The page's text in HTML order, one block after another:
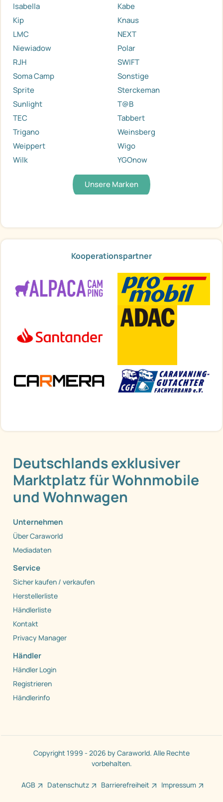
Isabella
Kabe
Kip
Knaus
LMC
NEXT
Niewiadow
Polar
RJH
SWIFT
Soma Camp
Sonstige
Sprite
Sterckeman
Sunlight
T@B
TEC
Tabbert
Trigano
Weinsberg
Weippert
Wigo
Wilk
YGOnow
Unsere Marken
Kooperationspartner
Deutschlands exklusiver
Marktplatz für Wohnmobile
und Wohnwagen
Unternehmen
Über Caraworld
Mediadaten
Service
Sicher kaufen / verkaufen
Herstellerliste
Händlerliste
Kontakt
Privacy Manager
Händler
Händler Login
Registrieren
Händlerinfo
Copyright 1999 - 2026 by Caraworld. Alle Rechte
vorbehalten.
AGB Datenschutz Barrierefreiheit Impressum